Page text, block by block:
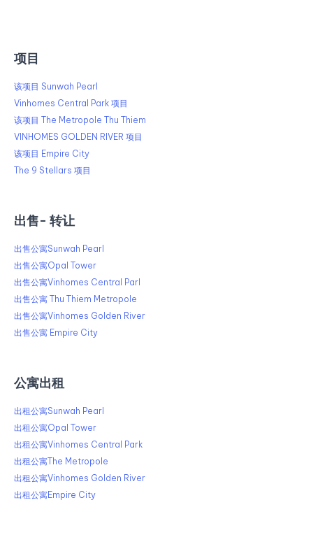
项目
该项目 Sunwah Pearl
Vinhomes Central Park 项目
该项目 The Metropole Thu Thiem
VINHOMES GOLDEN RIVER 项目
该项目 Empire City
The 9 Stellars 项目
出售​​- 转让
出售公寓Sunwah Pearl
出售公寓Opal Tower
出售公寓Vinhomes Central Parl
出售公寓 Thu Thiem Metropole
出售公寓Vinhomes Golden River
出售公寓 Empire City
公寓出租
出租公寓Sunwah Pearl
出租公寓Opal Tower
出租公寓Vinhomes Central Park
出租公寓The Metropole
出租公寓Vinhomes Golden River
出租公寓Empire City